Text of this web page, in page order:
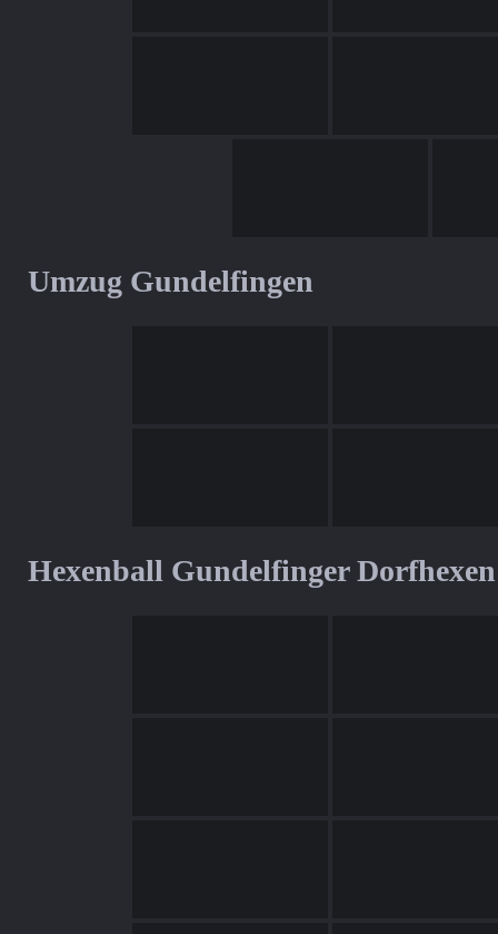
Umzug Gundelfingen
Hexenball Gundelfinger Dorfhexen